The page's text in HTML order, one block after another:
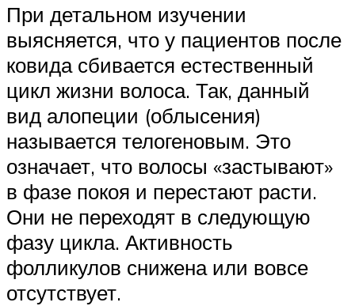
При детальном изучении
выясняется, что у пациентов после
ковида сбивается естественный
цикл жизни волоса. Так, данный
вид алопеции (облысения)
называется телогеновым. Это
означает, что волосы «застывают»
в фазе покоя и перестают расти.
Они не переходят в следующую
фазу цикла. Активность
фолликулов снижена или вовсе
отсутствует.